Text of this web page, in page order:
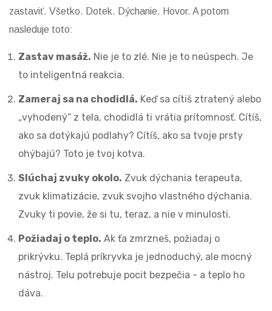
zastaviť. Všetko. Dotek. Dýchanie. Hovor. A potom
nasleduje toto:
Zastav masáž. Nie je to zlé. Nie je to neúspech. Je
to inteligentná reakcia.
Zameraj sa na chodidlá. Keď sa cítiš ztratený alebo
„vyhodený“ z tela, chodidlá ti vrátia prítomnosť. Cítíš,
ako sa dotýkajú podlahy? Cítíš, ako sa tvoje prsty
ohýbajú? Toto je tvoj kotva.
Slúchaj zvuky okolo. Zvuk dýchania terapeuta,
zvuk klimatizácie, zvuk svojho vlastného dýchania.
Zvuky ti povie, že si tu, teraz, a nie v minulosti.
Požiadaj o teplo. Ak ťa zmrzneš, požiadaj o
prikrývku. Teplá príkryvka je jednoduchý, ale mocný
nástroj. Telu potrebuje pocit bezpečia - a teplo ho
dáva.